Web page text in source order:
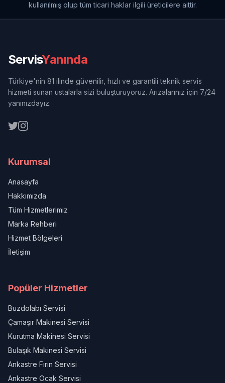
kullanılmış olup tüm ticari haklar ilgili üreticilere aittir.
ServisYanında
Türkiye'nin 81 ilinde güvenilir, hızlı ve garantili teknik servis
hizmeti sunan ustalarla sizi buluşturuyoruz. Arızalarınız için 7/24
yanınızdayız.
Kurumsal
Anasayfa
Hakkımızda
Tüm Hizmetlerimiz
Marka Rehberi
Hizmet Bölgeleri
İletişim
Popüler Hizmetler
Buzdolabı Servisi
Çamaşır Makinesi Servisi
Kurutma Makinesi Servisi
Bulaşık Makinesi Servisi
Ankastre Fırın Servisi
Ankastre Ocak Servisi